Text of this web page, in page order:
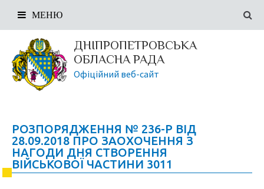
ДНІПРОПЕТРОВСЬКА
ОБЛАСНА РАДА
Офіційний веб-сайт
МЕНЮ
РОЗПОРЯДЖЕННЯ № 236-Р ВІД
28.09.2018 ПРО ЗАОХОЧЕННЯ З
НАГОДИ ДНЯ СТВОРЕННЯ
ВІЙСЬКОВОЇ ЧАСТИНИ 3011